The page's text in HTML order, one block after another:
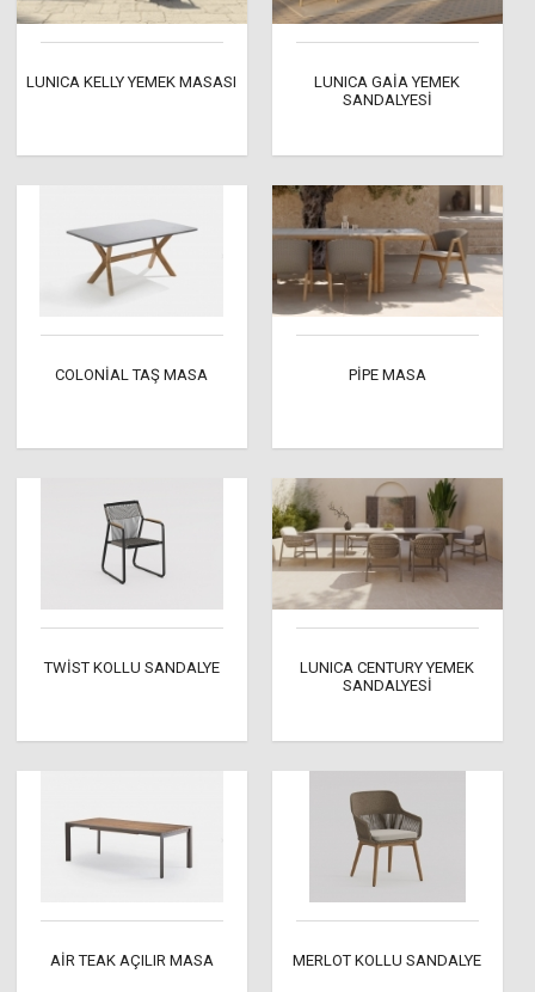
LUNICA KELLY YEMEK MASASI
LUNICA GAİA YEMEK
SANDALYESİ
COLONİAL TAŞ MASA PİPE MASA
TWİST KOLLU SANDALYE
LUNICA CENTURY YEMEK
SANDALYESİ
AİR TEAK AÇILIR MASA MERLOT KOLLU SANDALYE